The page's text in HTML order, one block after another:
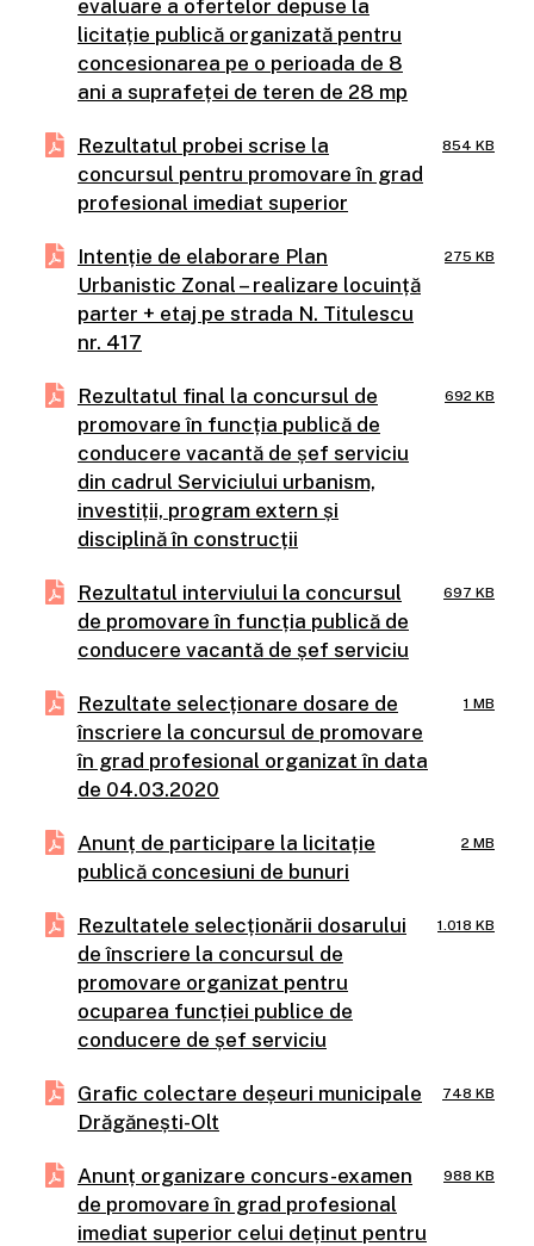
evaluare a ofertelor depuse la
licitație publică organizată pentru
concesionarea pe o perioada de 8
ani a suprafeței de teren de 28 mp
Rezultatul probei scrise la
concursul pentru promovare în grad
profesional imediat superior
854 KB
Intenție de elaborare Plan
Urbanistic Zonal – realizare locuință
parter + etaj pe strada N. Titulescu
nr. 417
275 KB
Rezultatul final la concursul de
promovare în funcția publică de
conducere vacantă de șef serviciu
din cadrul Serviciului urbanism,
investiții, program extern și
disciplină în construcții
692 KB
Rezultatul interviului la concursul
de promovare în funcția publică de
conducere vacantă de șef serviciu
697 KB
Rezultate selecționare dosare de
înscriere la concursul de promovare
în grad profesional organizat în data
de 04.03.2020
1 MB
Anunț de participare la licitație
publică concesiuni de bunuri
2 MB
Rezultatele selecționării dosarului
de înscriere la concursul de
promovare organizat pentru
ocuparea funcției publice de
conducere de șef serviciu
1.018 KB
Grafic colectare deșeuri municipale
Drăgănești-Olt
748 KB
Anunț organizare concurs-examen
de promovare în grad profesional
imediat superior celui deținut pentru
988 KB